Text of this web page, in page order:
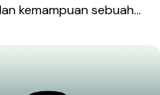
kemampuan sebuah
sendiri sering dianggap
diwujudkan melalui